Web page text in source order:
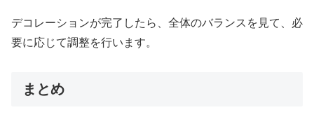
デコレーションが完了したら、全体のバランスを見て、必
要に応じて調整を行います。
まとめ